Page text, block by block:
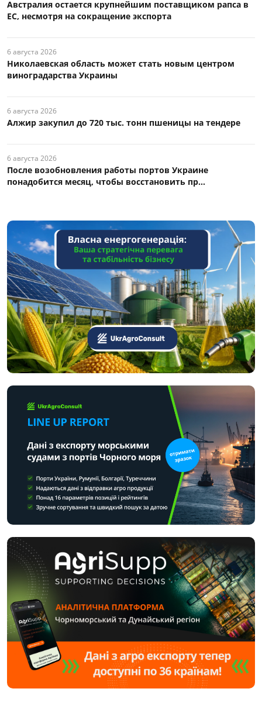
Австралия остается крупнейшим поставщиком рапса в
ЕС, несмотря на сокращение экспорта
6 августа 2026
Николаевская область может стать новым центром
виноградарства Украины
6 августа 2026
Алжир закупил до 720 тыс. тонн пшеницы на тендере
6 августа 2026
После возобновления работы портов Украине
понадобится месяц, чтобы восстановить пр...